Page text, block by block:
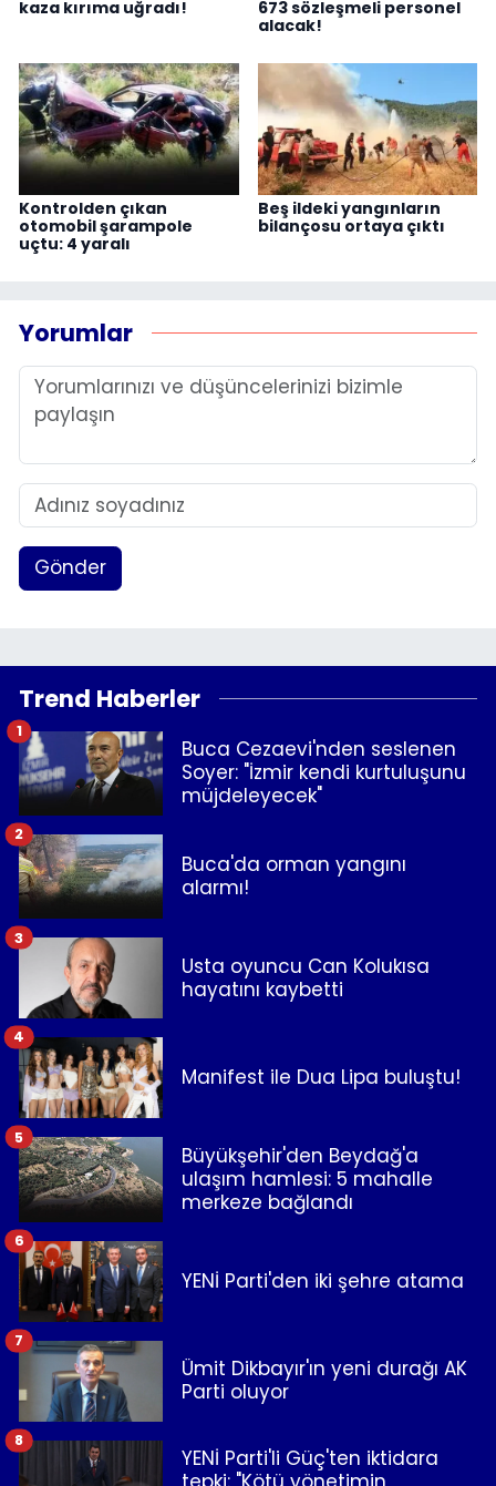
kaza kırıma uğradı!
673 sözleşmeli personel
alacak!
Kontrolden çıkan
otomobil şarampole
uçtu: 4 yaralı
Beş ildeki yangınların
bilançosu ortaya çıktı
Yorumlar
Gönder
Trend Haberler
Buca Cezaevi'nden seslenen
Soyer: "İzmir kendi kurtuluşunu
müjdeleyecek"
1
Buca'da orman yangını
alarmı!
2
Usta oyuncu Can Kolukısa
hayatını kaybetti
3
Manifest ile Dua Lipa buluştu!
4
Büyükşehir'den Beydağ'a
ulaşım hamlesi: 5 mahalle
merkeze bağlandı
5
YENİ Parti'den iki şehre atama
6
Ümit Dikbayır'ın yeni durağı AK
Parti oluyor
7
YENİ Parti'li Güç'ten iktidara
8